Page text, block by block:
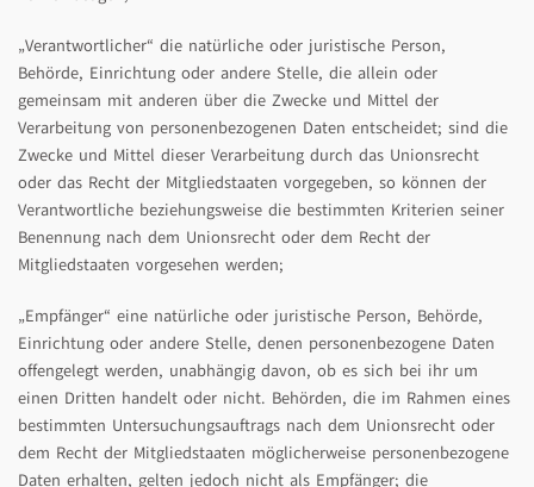
„Verantwortlicher“ die natürliche oder juristische Person,
Behörde, Einrichtung oder andere Stelle, die allein oder
gemeinsam mit anderen über die Zwecke und Mittel der
Verarbeitung von personenbezogenen Daten entscheidet; sind die
Zwecke und Mittel dieser Verarbeitung durch das Unionsrecht
oder das Recht der Mitgliedstaaten vorgegeben, so können der
Verantwortliche beziehungsweise die bestimmten Kriterien seiner
Benennung nach dem Unionsrecht oder dem Recht der
Mitgliedstaaten vorgesehen werden;
„Empfänger“ eine natürliche oder juristische Person, Behörde,
Einrichtung oder andere Stelle, denen personenbezogene Daten
offengelegt werden, unabhängig davon, ob es sich bei ihr um
einen Dritten handelt oder nicht. Behörden, die im Rahmen eines
bestimmten Untersuchungsauftrags nach dem Unionsrecht oder
dem Recht der Mitgliedstaaten möglicherweise personenbezogene
Daten erhalten, gelten jedoch nicht als Empfänger; die